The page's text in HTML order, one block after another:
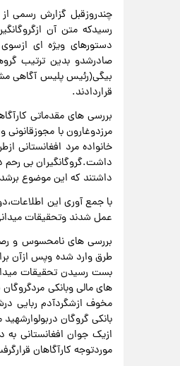
چندروزقبل گزارش رسمی
رسیدکه متن آن
دستورهای ویژه ای
صادرشدو بدین ترتیب
بیگی(رئیس پلیس آگاهی
قراردادند.
مرزدوغارون با
خانواده مرد افغانستانی
داشتند که این موضوع
با جمع آوری این
عمل شدند وتحقیقات
بررسی های نامحسوس و
طرق وارد شده وپس ازآن
بست رسیدن تحقیقات
های مالی وبانکی
مخوف ازشگردآدم ربایی
بانکی گروگان
ازیک جوان افغانستانی
موردتوجه کارآگاهان